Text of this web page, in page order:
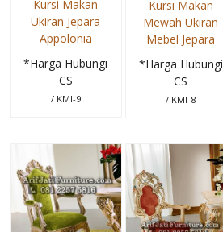
Kursi Makan
Ukiran Jepara
Appolonia
*Harga Hubungi
CS
/ KMI-9
Kursi Makan
Mewah Ukiran
Mebel Jepara
*Harga Hubungi
CS
/ KMI-8